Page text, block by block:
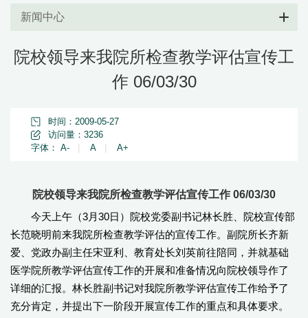
新闻中心
院校领导来我院所检查教学评估宣传工
作 06/03/30
时间：2009-05-27
访问量： 3236
字体： A- A A+
院校领导来我院所检查教学评估宣传工作 06/03/30
今天上午（3月30日）院校党委副书记林长胜、院校宣传部
长范晓明前来我院所检查教学评估的宣传工作。副院所长齐新
爱、党政办副主任宋亚利、教育处长刘英前往陪同，并就基础
医学院所教学评估宣传工作的开展和准备情况向院校领导作了
详细的汇报。林长胜副书记对我院所教学评估宣传工作给予了
充分肯定，并提出下一阶段开展宣传工作的重点和具体要求。